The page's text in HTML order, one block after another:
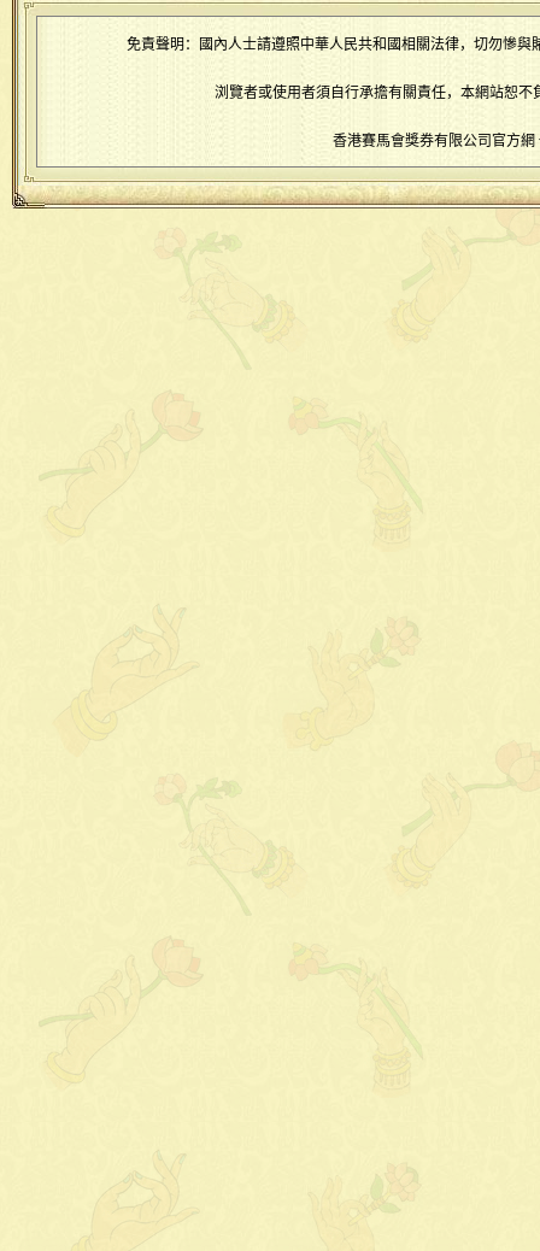
免責聲明：國內人士請遵照中華人民共和國相關法律，切勿慘
浏覽者或使用者須自行承擔有關責任，本網站恕
香港賽馬會獎券有限公司官方網